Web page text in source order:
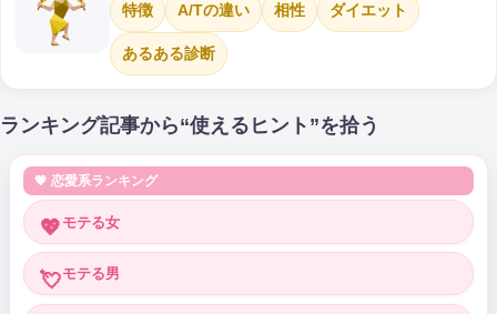
特徴 A/Tの違い 相性 ダイエット
あるある診断
ランキング記事から“使えるヒント”を拾う
💗 恋愛系ランキング
💖 モテる女
💘モテる男